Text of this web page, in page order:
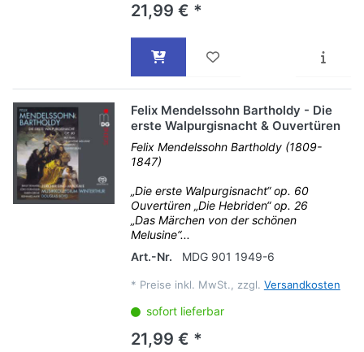
21,99 € *
Felix Mendelssohn Bartholdy - Die
erste Walpurgisnacht & Ouvertüren
Felix Mendelssohn Bartholdy (1809-
1847)
„Die erste Walpurgisnacht“ op. 60
Ouvertüren „Die Hebriden“ op. 26
„Das Märchen von der schönen
Melusine“...
Art.-Nr.
MDG 901 1949-6
* Preise inkl. MwSt., zzgl. Versandkosten
sofort lieferbar
21,99 € *